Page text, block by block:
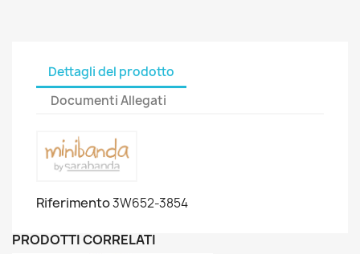
Dettagli del prodotto
Documenti Allegati
Riferimento3W652-3854
PRODOTTI CORRELATI